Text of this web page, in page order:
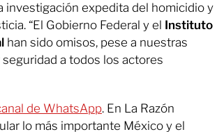
investigación expedita del homicidio y
“El Gobierno Federal y el Instituto
han sido omisos, pese a nuestras
a todos los actores
de WhatsApp. En La Razón
lo más importante México y el